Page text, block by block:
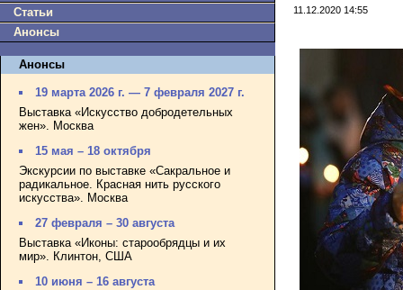
Статьи
Анонсы
Анонсы
19 марта 2026 г. — 7 февраля 2027 г.
Выставка «Искусство добродетельных
жен». Москва
15 мая – 18 октября
Экскурсии по выставке «Сакральное и
радикальное. Красная нить русского
искусства». Москва
27 февраля – 30 августа
Выставка «Иконы: старообрядцы и их
мир». Клинтон, США
10 июня – 16 августа
11.12.2020 14:55